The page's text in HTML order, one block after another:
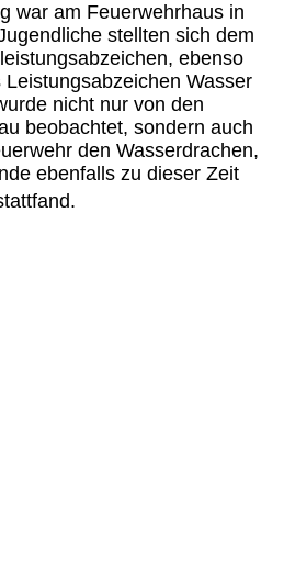
war am Feuerwehrhaus in
stellten sich dem
ebenso
Leistungsabzeichen Wasser
nicht nur von den
beobachtet, sondern auch
den Wasserdrachen,
ebenfalls zu dieser Zeit